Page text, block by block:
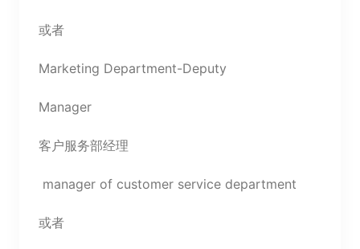
或者
Marketing Department-Deputy
Manager
客户服务部经理
manager of customer service department
或者